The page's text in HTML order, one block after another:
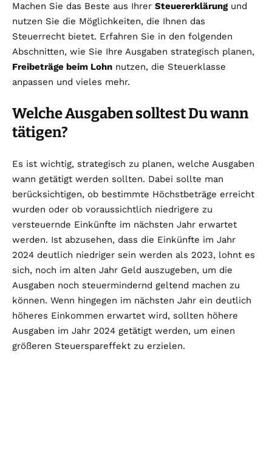
Machen Sie das Beste aus Ihrer Steuererklärungund
nutzen Sie die Möglichkeiten, die Ihnen das
Steuerrecht bietet. Erfahren Sie in den folgenden
Abschnitten, wie Sie Ihre Ausgaben strategisch planen,
Freibeträge beim Lohn nutzen, die Steuerklasse
anpassen und vieles mehr.
Welche Ausgaben solltest Du wann
tätigen?
Es ist wichtig, strategisch zu planen, welche Ausgaben
wann getätigt werden sollten. Dabei sollte man
berücksichtigen, ob bestimmte Höchstbeträge erreicht
wurden oder ob voraussichtlich niedrigere zu
versteuernde Einkünfte im nächsten Jahr erwartet
werden. Ist abzusehen, dass die Einkünfte im Jahr
2024 deutlich niedriger sein werden als 2023, lohnt es
sich, noch im alten Jahr Geld auszugeben, um die
Ausgaben noch steuermindernd geltend machen zu
können. Wenn hingegen im nächsten Jahr ein deutlich
höheres Einkommen erwartet wird, sollten höhere
Ausgaben im Jahr 2024 getätigt werden, um einen
größeren Steuerspareffekt zu erzielen.